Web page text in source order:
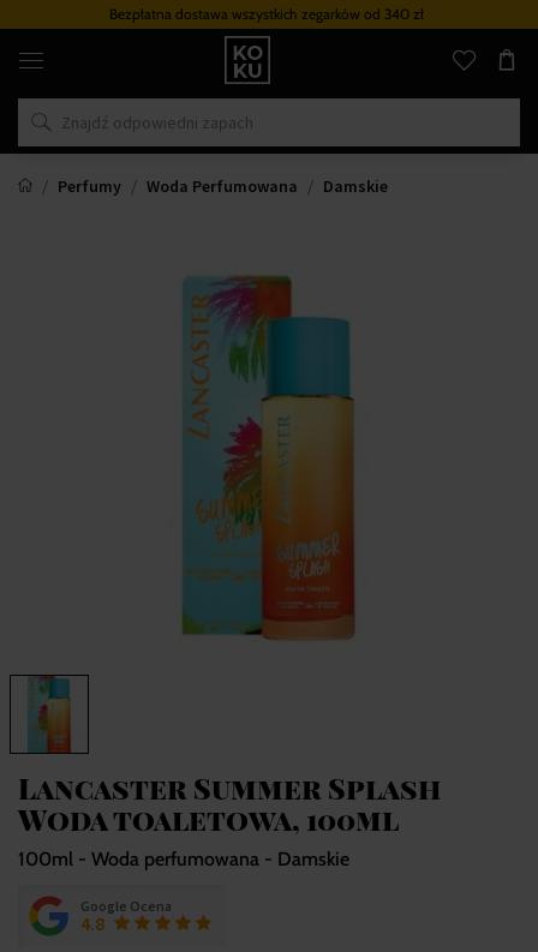
Bezpłatna dostawa wszystkich zegarkówod 340 zł
Oryginalne
perfumy
zegarki
w
miejscu
Perfumy
Woda Perfumowana Damskie
Lancaster Summer Splash
Woda toaletowa, 100ml
100ml - Woda perfumowana - Damskie
Google Ocena
4.8